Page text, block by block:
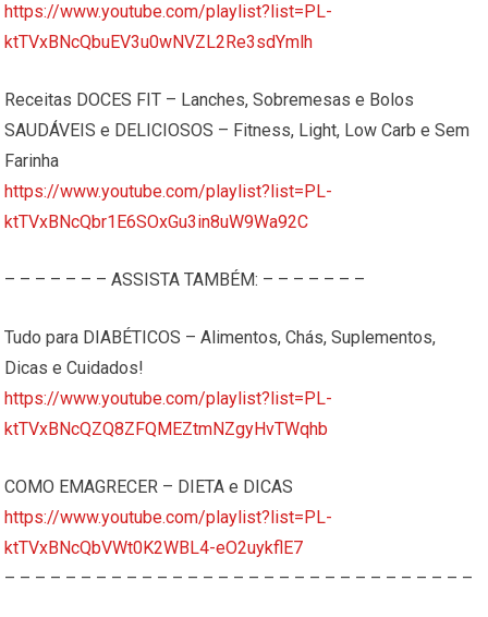
https://www.youtube.com/playlist?list=PL-
ktTVxBNcQbuEV3u0wNVZL2Re3sdYmlh
Receitas DOCES FIT – Lanches, Sobremesas e Bolos
SAUDÁVEIS e DELICIOSOS – Fitness, Light, Low Carb e Sem
Farinha
https://www.youtube.com/playlist?list=PL-
ktTVxBNcQbr1E6SOxGu3in8uW9Wa92C
– – – – – – – ASSISTA TAMBÉM: – – – – – – –
Tudo para DIABÉTICOS – Alimentos, Chás, Suplementos,
Dicas e Cuidados!
https://www.youtube.com/playlist?list=PL-
ktTVxBNcQZQ8ZFQMEZtmNZgyHvTWqhb
COMO EMAGRECER – DIETA e DICAS
https://www.youtube.com/playlist?list=PL-
ktTVxBNcQbVWt0K2WBL4-eO2uykflE7
– – – – – – – – – – – – – – – – – – – – – – – – – – – – – – –